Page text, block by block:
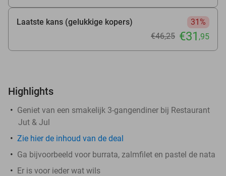
Laatste kans (gelukkige kopers)
31%
€46,25 €31 ,95
Highlights
Geniet van een smakelijk 3-gangendiner bij Restaurant
Jut & Jul
Zie hierde inhoud van de deal
Ga bijvoorbeeld voor burrata, zalmfilet en pastel de nata
Er is voor ieder wat wils